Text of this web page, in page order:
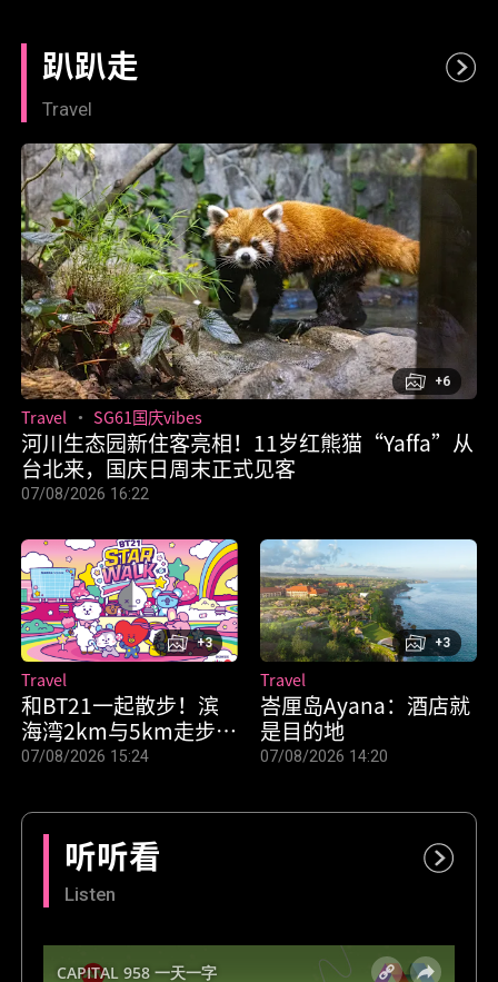
趴趴走
Travel
河川生态园新住客亮相！11岁红熊猫“Yaffa”从
台北来，国庆日周末正式见客
Travel SG61国庆vibes
07/08/2026 16:22
+6
和BT21一起散步！滨
海湾2km与5km走步会
“BT21 STAR WALK”
Travel
07/08/2026 15:24
+3
峇厘岛Ayana：酒店就
是目的地
Travel
07/08/2026 14:20
+3
听听看
Listen